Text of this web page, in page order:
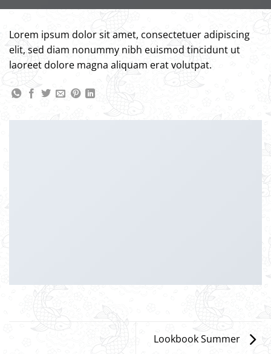
Lorem ipsum dolor sit amet, consectetuer adipiscing
elit, sed diam nonummy nibh euismod tincidunt ut
laoreet dolore magna aliquam erat volutpat.
Lookbook Summer